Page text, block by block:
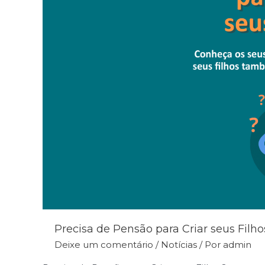
Precisa de Pensão para Criar seus
Deixe um comentário / Notícias / Por admin